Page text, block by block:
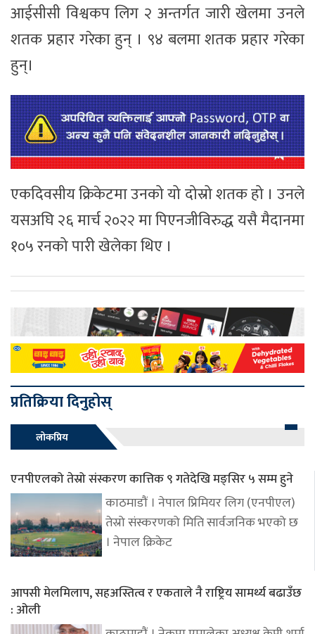
आईसीसी विश्वकप लिग २ अन्तर्गत जारी खेलमा उनले
शतक प्रहार गरेका हुन् । ९४ बलमा शतक प्रहार गरेका
हुन्।
एकदिवसीय क्रिकेटमा उनको यो दोस्रो शतक हो । उनले
यसअघि २६ मार्च २०२२ मा पिएनजीविरुद्ध यसै मैदानमा
१०५ रनको पारी खेलेका थिए ।
प्रतिक्रिया दिनुहोस्
लोकप्रिय
एनपीएलको तेस्रो संस्करण कात्तिक ९ गतेदेखि मङ्सिर ५ सम्म हुने
काठमाडौं । नेपाल प्रिमियर लिग (एनपीएल)
तेस्रो संस्करणको मिति सार्वजनिक भएको छ
। नेपाल क्रिकेट
आपसी मेलमिलाप, सहअस्तित्व र एकताले नै राष्ट्रिय सामर्थ्य बढाउँछ
: ओली